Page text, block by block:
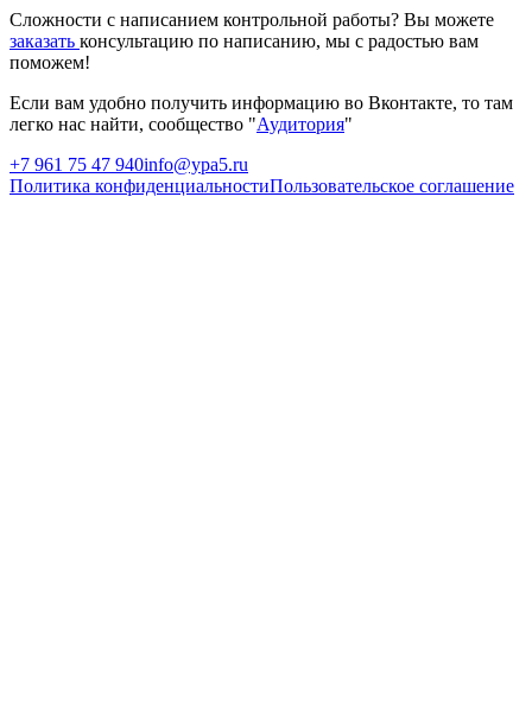
Сложности с написанием контрольной работы? Вы можете
заказать консультацию по написанию, мы с радостью вам
поможем!
Если вам удобно получить информацию во Вконтакте, то там
легко нас найти, сообщество "Аудитория"
+7 961 75 47 940info@ypa5.ru
Политика конфиденциальностиПользовательское соглашение